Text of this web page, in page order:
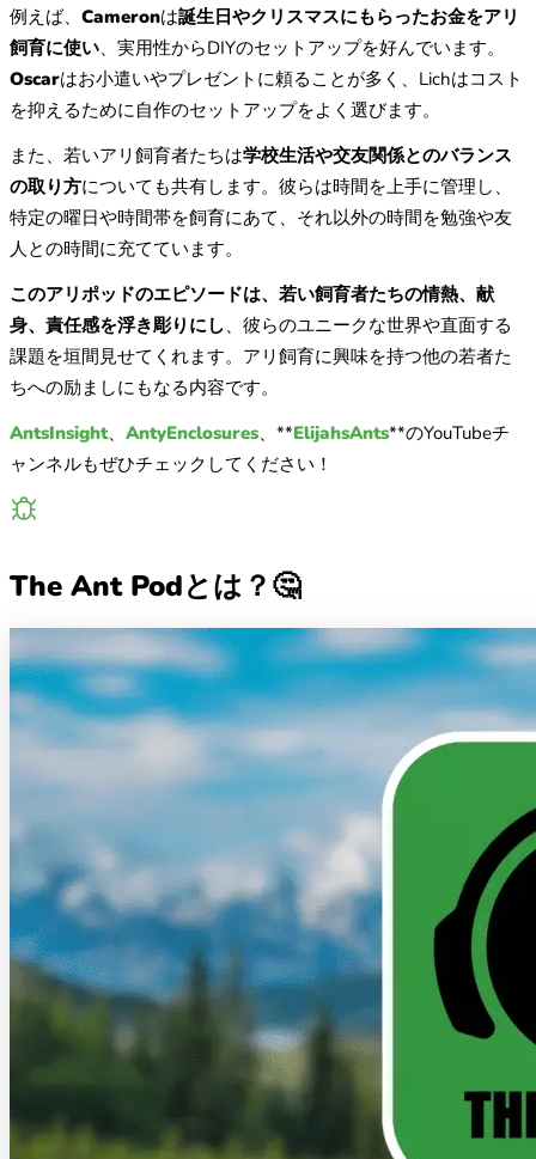
例えば、 Cameronは誕生日やクリスマスにもらったお金をアリ
飼育に使い、実用性からDIYのセットアップを好んでいます。
Oscarはお小遣いやプレゼントに頼ることが多く、Lichはコスト
を抑えるために自作のセットアップをよく選びます。
また、若いアリ飼育者たちは学校生活や交友関係とのバランス
の取り方についても共有します。彼らは時間を上手に管理し、
特定の曜日や時間帯を飼育にあて、それ以外の時間を勉強や友
人との時間に充てています。
このアリポッドのエピソードは、若い飼育者たちの情熱、献
身、責任感を浮き彫りにし、彼らのユニークな世界や直面する
課題を垣間見せてくれます。アリ飼育に興味を持つ他の若者た
ちへの励ましにもなる内容です。
AntsInsight、 AntyEnclosures、**ElijahsAnts**のYouTubeチ
ャンネルもぜひチェックしてください！
The Ant Podとは？🤔